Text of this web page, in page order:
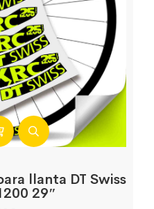
llanta DT Swiss
29″